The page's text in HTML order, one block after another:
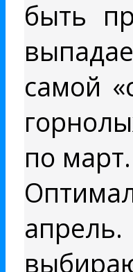
быть
самой
по март.